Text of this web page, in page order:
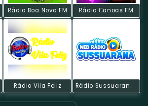
Rádio Boa Nova FM Rádio Сanoas FM
Rádio Vila Feliz Rádio Sussuarana Web